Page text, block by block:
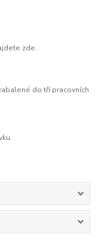
zde..
do tří pracovních